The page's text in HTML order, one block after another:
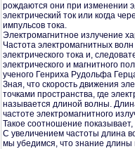
рождаются они при изменении
электрический ток или когда
импульсов тока.
Электромагнитное излучение
Частота электромагнитных
электрического тока и,
электрического и магнитного
ученого Генриха Рудольфа
Зная, что скорость движения
точками пространства, где
называется длиной волны.
частоте электромагнитного
Такое соотношение
С увеличением частоты длина
мы убедимся, что знание